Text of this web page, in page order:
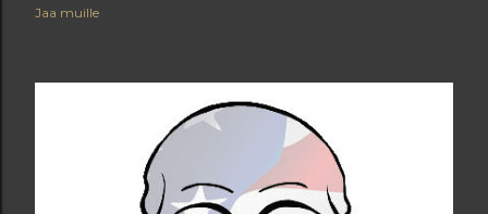
Jaa muille